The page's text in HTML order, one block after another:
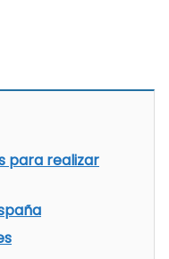
para realizar